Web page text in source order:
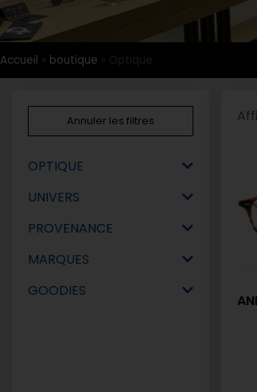
Accueil » boutique » Optique
Annuler les filtres
OPTIQUE
UNIVERS
PROVENANCE
MARQUES
GOODIES